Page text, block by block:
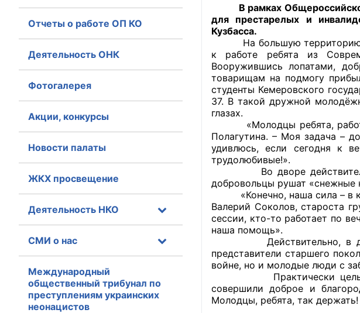
+7 (3842) 58-82-40
Главная
Общественные советы
Общественные советы при
исполнительной власти
Общественные советы по
оказания услуг
О Палате
Структура Палаты
Комиссии
Экспертный совет ОП КО
В рамках Общероссийской
для престарелых и
Кузбасса.
На большую территорию
к работе ребята из
Вооружившись лопатами,
товарищам на подмогу
студенты Кемеровского
37. В такой дружной
глазах.
«Молодцы ребята,
Полагутина. – Моя задача –
удивлюсь, если сегодня к
трудолюбивые!».
Во дворе действительно
добровольцы рушат «снежные
«Конечно, наша сила – в
Валерий Соколов, староста
сессии, кто-то работает по
наша помощь».
Действительно, в доме-
представители старшего
войне, но и молодые люди с
Практически целый день
совершили доброе и
Молодцы, ребята, так держать!
Отчеты о работе ОП КО
Деятельность ОНК
Фотогалерея
Акции, конкурсы
Новости палаты
ЖКХ просвещение
Деятельность НКО
СМИ о нас
Международный
общественный трибунал по
преступлениям украинских
неонацистов